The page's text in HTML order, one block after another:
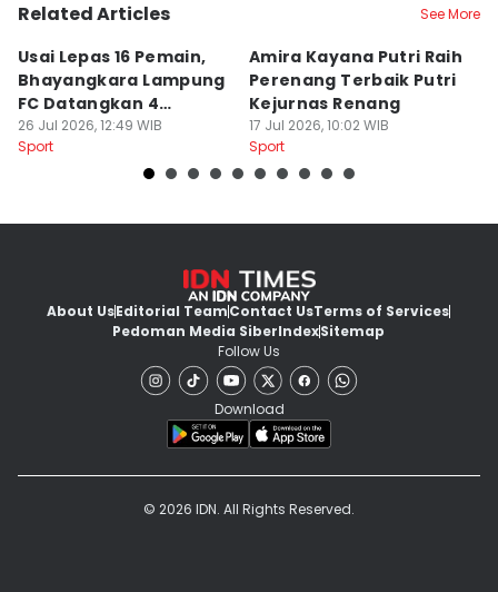
Related Articles See More
Usai Lepas 16 Pemain,
Bhayangkara Lampung
FC Datangkan 4
Rekrutan
26 Jul 2026, 12:49 WIB
Sport
Amira Kayana Putri Raih
Perenang Terbaik Putri
Kejurnas Renang
17 Jul 2026, 10:02 WIB
Sport
About UsEditorial TeamContact UsTerms of Services
Pedoman Media SiberIndexSitemap
Follow Us
Download
© 2026 IDN. All Rights Reserved.